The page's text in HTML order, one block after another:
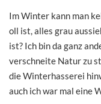
Im Winter kann man
oll ist, alles grau
ist? Ich bin da ganz
verschneite Natur zu
die Winterhasserei
auch ich war mal eine